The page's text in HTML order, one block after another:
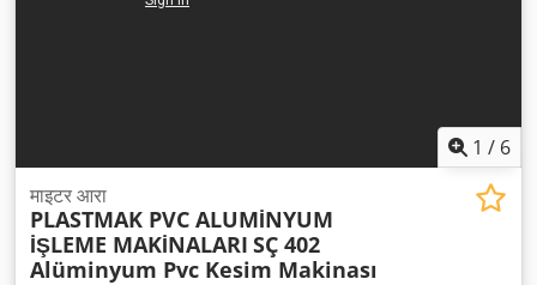
1 / 6
माइटर आरा
PLASTMAK PVC ALUMİNYUM
İŞLEME MAKİNALARI SÇ 402
Alüminyum Pvc Kesim Makinası